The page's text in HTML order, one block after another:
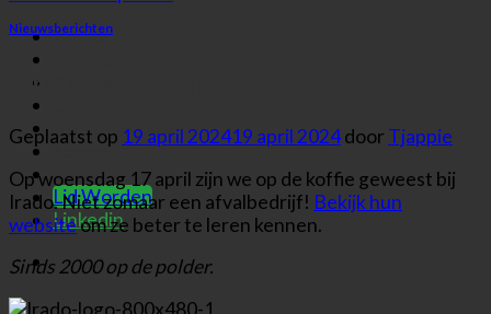
Home
De Vereniging
Leden
Links
Lid Worden
Linkedin
Nieuwsberichten
Op de koffie bij…. Irado
Geplaatst op 19 april 202419 april 2024door Tjappie
Op woensdag 17 april zijn we op de koffie geweest bij
Irado. Niet zomaar een afvalbedrijf! Bekijk hun
websiteom ze beter te leren kennen.
Sinds 2000 op de polder.